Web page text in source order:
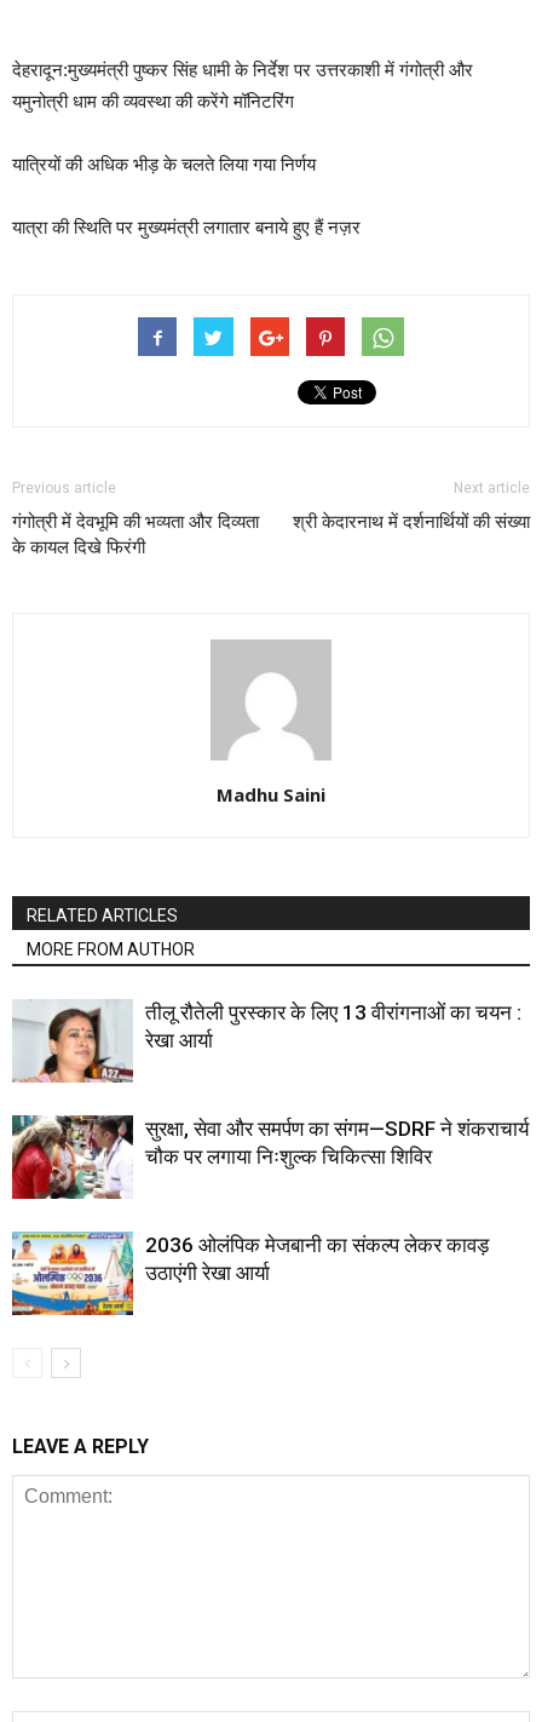
देहरादून:मुख्यमंत्री पुष्कर सिंह धामी के निर्देश पर उत्तरकाशी में गंगोत्री और
यमुनोत्री धाम की व्यवस्था की करेंगे मॉनिटरिंग
यात्रियों की अधिक भीड़ के चलते लिया गया निर्णय
यात्रा की स्थिति पर मुख्यमंत्री लगातार बनाये हुए हैं नज़र
Previous article
गंगोत्री में देवभूमि की भव्यता और दिव्यता
के कायल दिखे फिरंगी
Next article
श्री केदारनाथ में दर्शनार्थियों की संख्या
Madhu Saini
RELATED ARTICLES
MORE FROM AUTHOR
तीलू रौतेली पुरस्कार के लिए 13 वीरांगनाओं का चयन :
रेखा आर्या
सुरक्षा, सेवा और समर्पण का संगम—SDRF ने शंकराचार्य
चौक पर लगाया निःशुल्क चिकित्सा शिविर
2036 ओलंपिक मेजबानी का संकल्प लेकर कावड़
उठाएंगी रेखा आर्या
LEAVE A REPLY